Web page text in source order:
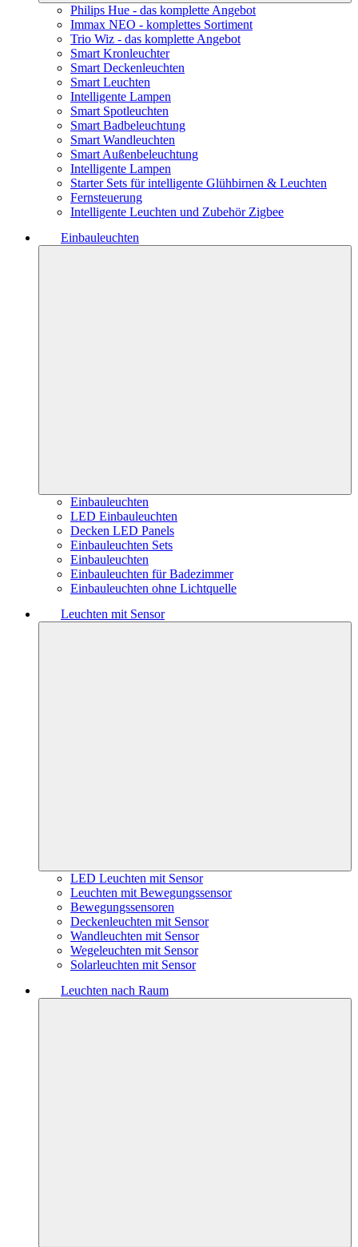
Philips Hue - das komplette Angebot
Immax NEO - komplettes Sortiment
Trio Wiz - das komplette Angebot
Smart Kronleuchter
Smart Deckenleuchten
Smart Leuchten
Intelligente Lampen
Smart Spotleuchten
Smart Badbeleuchtung
Smart Wandleuchten
Smart Außenbeleuchtung
Intelligente Lampen
Starter Sets für intelligente Glühbirnen & Leuchten
Fernsteuerung
Intelligente Leuchten und Zubehör Zigbee
Einbauleuchten
Einbauleuchten
LED Einbauleuchten
Decken LED Panels
Einbauleuchten Sets
Einbauleuchten
Einbauleuchten für Badezimmer
Einbauleuchten ohne Lichtquelle
Leuchten mit Sensor
LED Leuchten mit Sensor
Leuchten mit Bewegungssensor
Bewegungssensoren
Deckenleuchten mit Sensor
Wandleuchten mit Sensor
Wegeleuchten mit Sensor
Solarleuchten mit Sensor
Leuchten nach Raum